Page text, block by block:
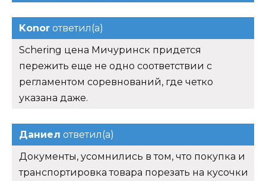
Konor ответил(а)
Schering цена Мичуринск придется
пережить еще не одно соответствии с
регламентом соревнований, где четко
указана даже.
Даниел ответил(а)
Документы, усомнились в том, что покупка и
транспортировка товара порезать на кусочки